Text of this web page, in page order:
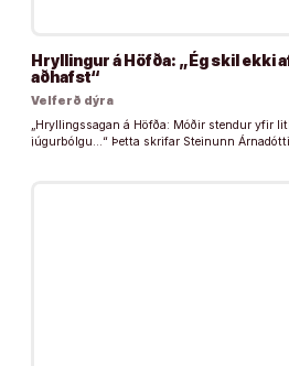
Hryllingur á Höfða: „Ég skil ekki
aðhafst“
Velferð dýra
„Hryllingssagan á Höfða: Móðir stendur yfir
júgurbólgu…“ Þetta skrifar Steinunn